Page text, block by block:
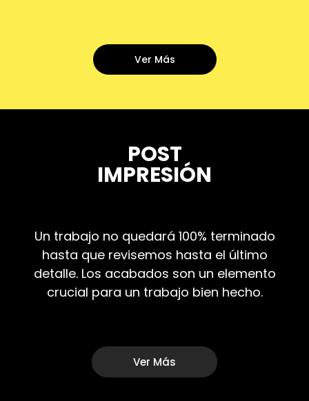
Ver Más
POST
IMPRESIÓN
Un trabajo no quedará 100% terminado
hasta que revisemos hasta el último
detalle. Los acabados son un elemento
crucial para un trabajo bien hecho.
Ver Más